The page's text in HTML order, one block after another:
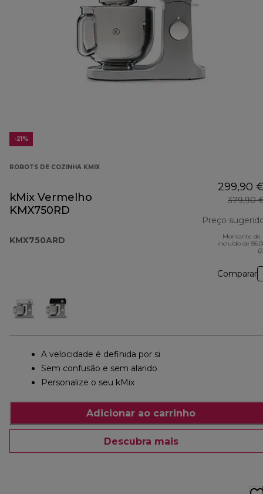
-21%
ROBOTS DE COZINHA KMIX
kMix Vermelho
KMX750RD
KMX750ARD
299,90
379,90
Preço
Montante de
incluído de
Comparar
A velocidade é definida por si
Sem confusão e sem alarido
Personalize o seu kMix
Adicionar ao carrinho
Descubra mais